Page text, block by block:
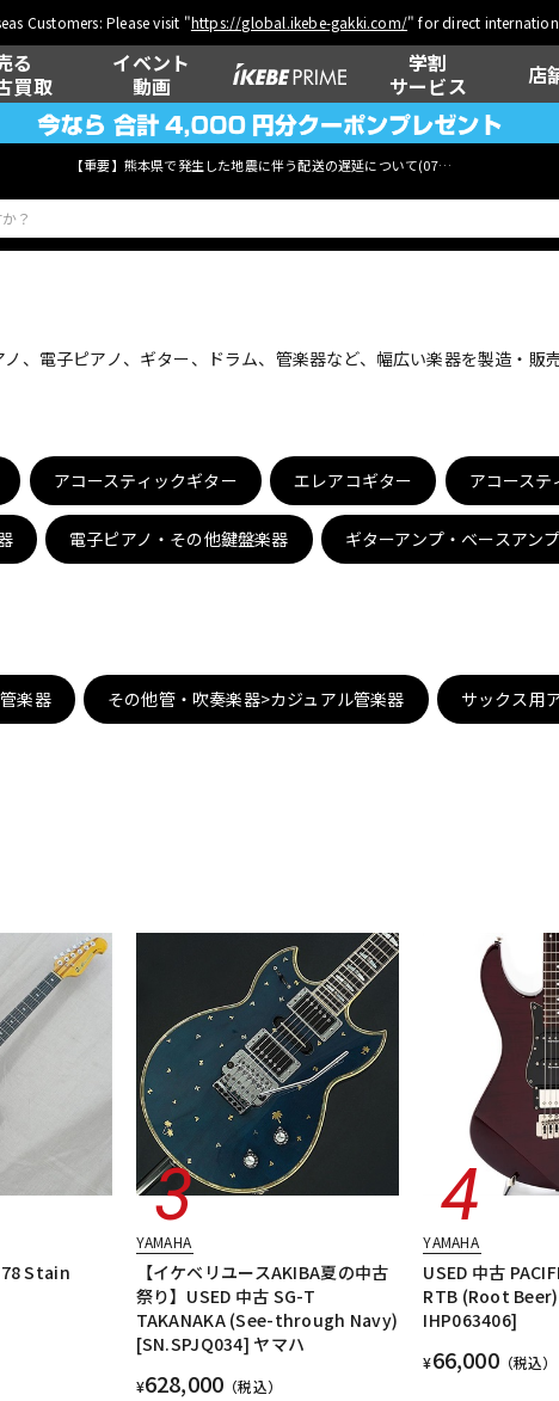
Customers: Please visit "https://global.ikebe-gakki.com/" for direct
る
買取
イベント
動画
学割
サービス
店
【重要】熊本県で発生した地震に伴う配送の遅延について(07月29日
管楽器 その他楽器
DTM オンラ
イン納品
レコーディン
グ機器
、電子ピアノ、ギター、ドラム、管楽器など、幅広い楽器を製造・
アコースティックギター エレアコギター アコース
電子ピアノ・その他鍵盤楽器 ギターアンプ・ベースアンプ
楽器 その他管・吹奏楽器>カジュアル管楽器 サックス用
Stain
YAMAHA
【イケベリユースAKIBA夏の中古
祭り】USED 中古 SG-T
TAKANAKA (See-through Navy)
[SN.SPJQ034] ヤマハ
¥628,000 （税込）
YAMAHA
USED 中古
RTB (Root
IHP063406]
¥66,000（税込）